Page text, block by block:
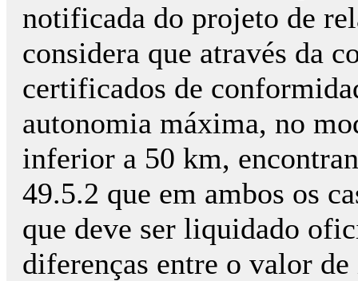
notificada do projeto de
considera que através da
certificados de
autonomia máxima, no
inferior a 50 km,
49.5.2 que em ambos os
que deve ser liquidado
diferenças entre o valor